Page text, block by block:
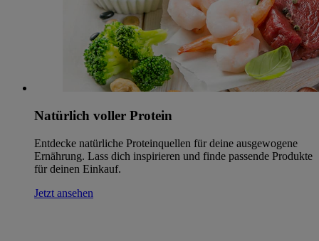
Natürlich voller Protein
Entdecke natürliche Proteinquellen für deine ausgewogene
Ernährung. Lass dich inspirieren und finde passende Produkte
für deinen Einkauf.
Jetzt ansehen